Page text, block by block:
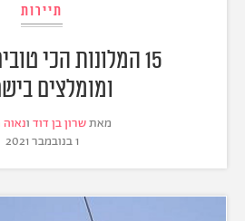
תיירות
15 המלונות הכי
ומומלצים
מאתשרון בן דוד ונאוה
1 בנובמבר 2021